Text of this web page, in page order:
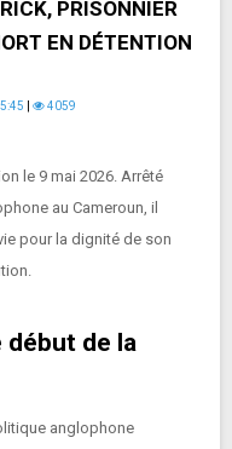
PRISONNIER
EN DÉTENTION
4059
le 9 mai 2026. Arrêté
au Cameroun, il
pour la dignité de son
début de la
anglophone